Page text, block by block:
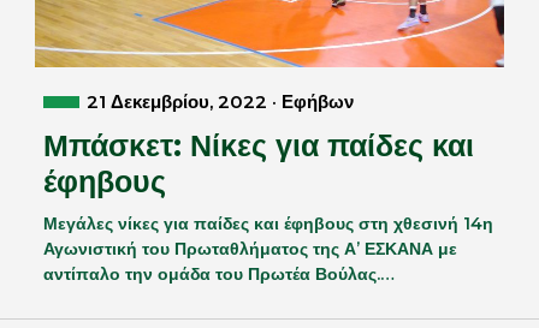
21 Δεκεμβρίου, 2022 · Εφήβων
Μπάσκετ: Νίκες για παίδες και
έφηβους
Μεγάλες νίκες για παίδες και έφηβους στη χθεσινή 14η
Αγωνιστική του Πρωταθλήματος της Α’ ΕΣΚΑΝΑ με
αντίπαλο την ομάδα του Πρωτέα Βούλας.…